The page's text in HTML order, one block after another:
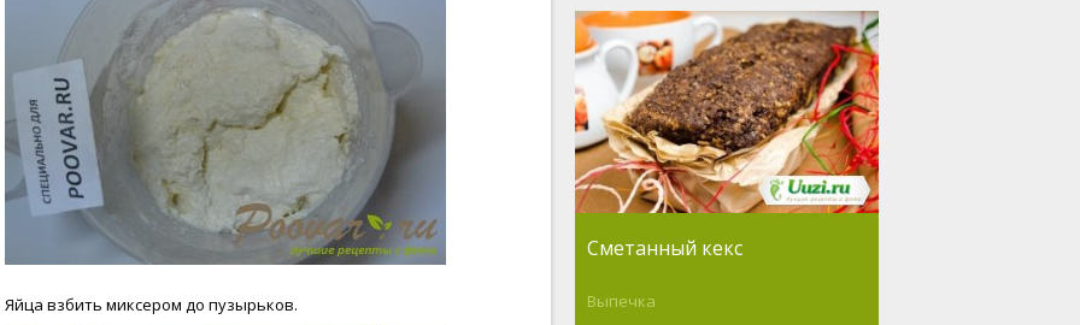
Яйца взбить миксером до пузырьков.
Сметанный кекс
Выпечка